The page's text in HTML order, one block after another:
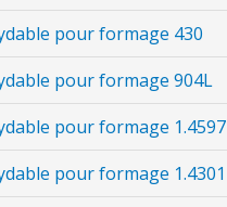
pour formage 430
pour formage 904L
pour formage 1.4597
pour formage 1.4301